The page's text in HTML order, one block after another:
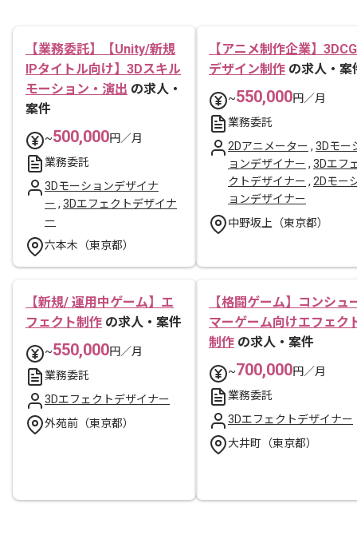
【業務委託】【Unity/新規
IPタイトル向け】3Dスキル
モーション・演出 の求人・
案件
~500,000円／月
業務委託
3Dモーションデザイナ
ー , 3Dエフェクトデザイナ
ー
六本木（東京都）
【アニメ制作企業】3DCG
デザイン制作 の求人・案
~550,000円／月
業務委託
2Dアニメーター , 3Dモー
ョンデザイナー , 3Dエフ
クトデザイナー , 2Dモー
ョンデザイナー
中野坂上（東京都）
【新規/ 運用中ゲーム】エ
フェクト制作 の求人・案件
~550,000円／月
業務委託
3Dエフェクトデザイナー
外苑前（東京都）
【格闘ゲーム】コンシュ
マーゲーム向けエフェク
制作 の求人・案件
~700,000円／月
業務委託
3Dエフェクトデザイナー
大井町（東京都）